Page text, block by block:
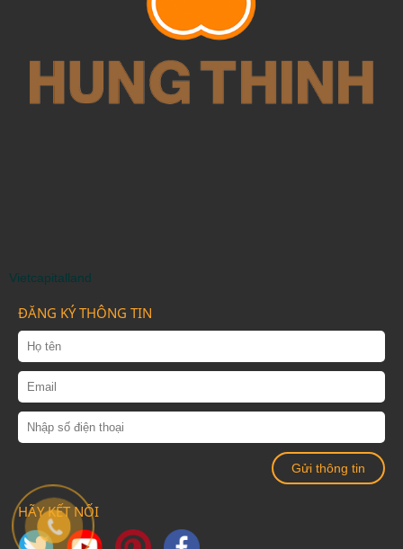
Vietcapitalland
ĐĂNG KÝ THÔNG TIN
HÃY KẾT NỐI